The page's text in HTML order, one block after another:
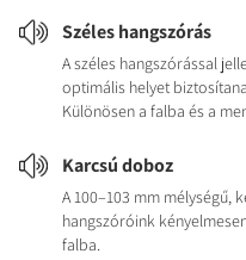
Széles hangszórás
A széles hangszórással
optimális helyet
Különösen a falba és a
Karcsú doboz
A 100–103 mm mélységű,
hangszóróink
falba.